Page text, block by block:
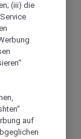
(iii) die
auf